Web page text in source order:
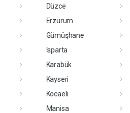
Düzce
Erzurum
Gümüşhane
Isparta
Karabük
Kayseri
Kocaeli
Manisa